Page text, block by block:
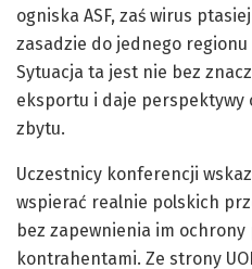
ogniska ASF, zaś wirus
zasadzie do jednego
Sytuacja ta jest nie bez
eksportu i daje perspektywy
zbytu.
Uczestnicy konferencji
wspierać realnie polskich
bez zapewnienia im ochrony
kontrahentami. Ze strony